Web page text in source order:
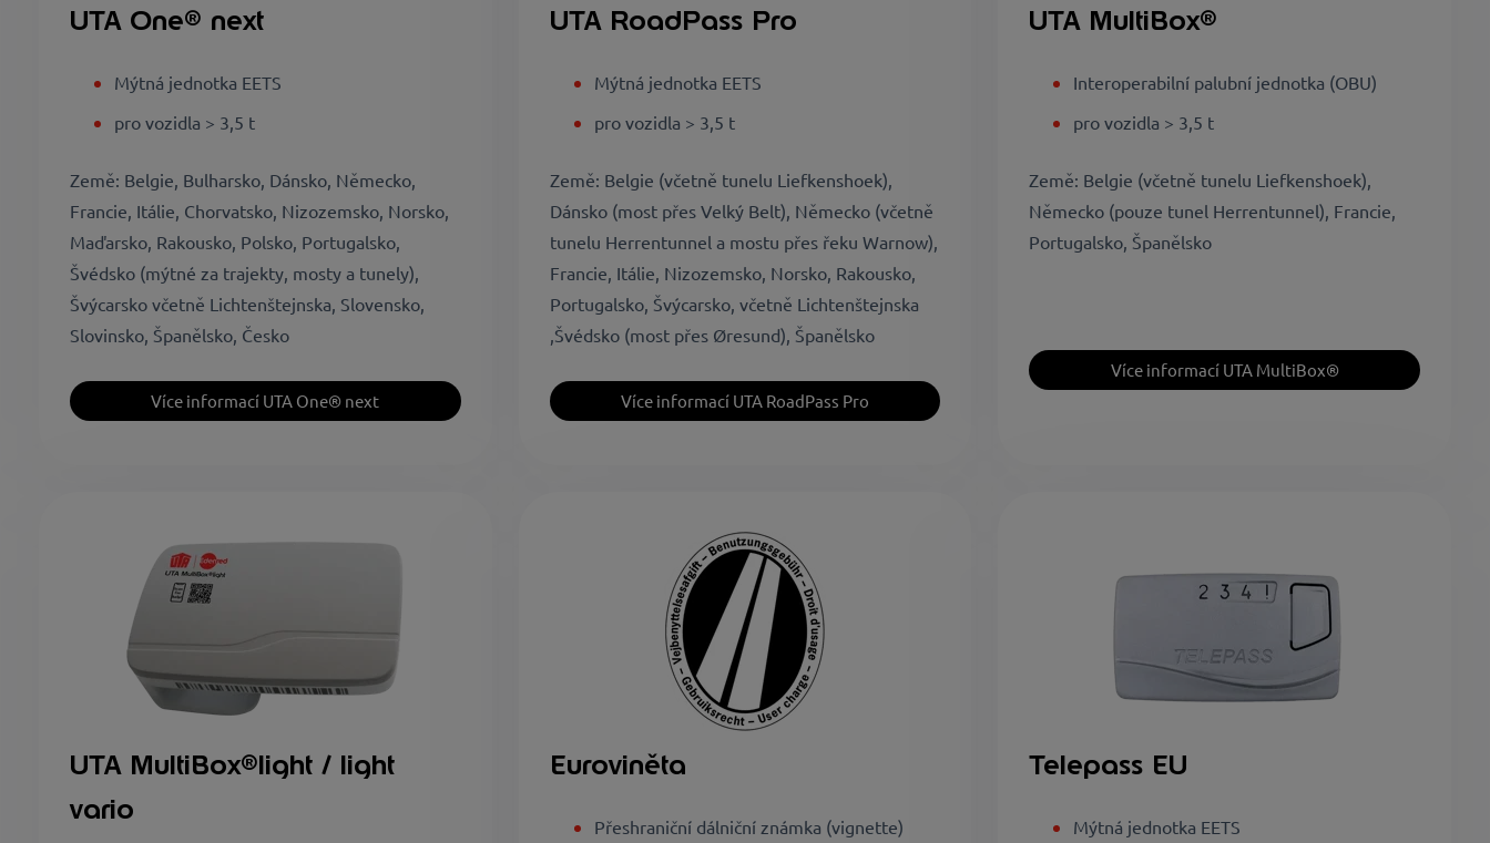
UTA One® next
Mýtná jednotka EETS
pro vozidla > 3,5 t
Země: Belgie, Bulharsko, Dánsko, Německo,
Francie, Itálie, Chorvatsko, Nizozemsko, Norsko,
Maďarsko, Rakousko, Polsko, Portugalsko,
Švédsko (mýtné za trajekty, mosty a tunely),
Švýcarsko včetně Lichtenštejnska, Slovensko,
Slovinsko, Španělsko, Česko
Více informací UTA One® next
UTA RoadPass Pro
Mýtná jednotka EETS
pro vozidla > 3,5 t
Země: Belgie (včetně tunelu Liefkenshoek),
Dánsko (most přes Velký Belt), Německo (včetně
tunelu Herrentunnel a mostu přes řeku Warnow),
Francie, Itálie, Nizozemsko, Norsko, Rakousko,
Portugalsko, Švýcarsko, včetně Lichtenštejnska
,Švédsko (most přes Øresund), Španělsko
Více informací UTA RoadPass Pro
UTA MultiBox®
Interoperabilní palubní jednotka (OBU)
pro vozidla > 3,5 t
Země: Belgie (včetně tunelu Liefkenshoek),
Německo (pouze tunel Herrentunnel), Francie,
Portugalsko, Španělsko
Více informací UTA MultiBox®
UTA MultiBox®light / light
vario
Euroviněta
Přeshraniční dálniční známka (vignette)
Telepass EU
Mýtná jednotka EETS